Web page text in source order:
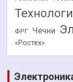
ФРГ Чечни
«Ростех»